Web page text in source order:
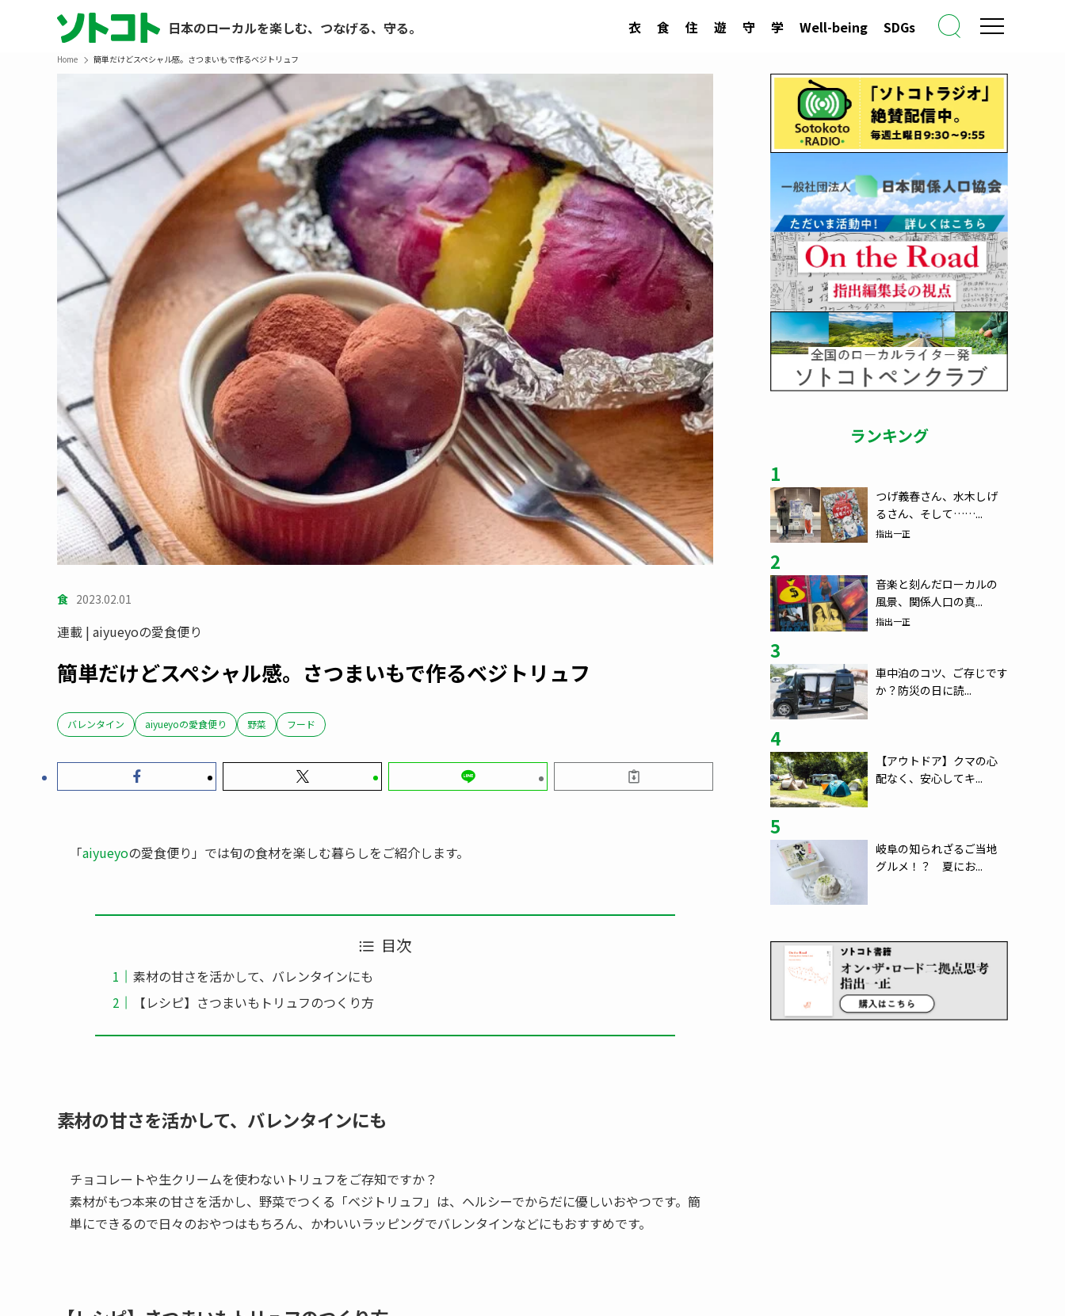
日本のローカルを楽しむ、つなげる、守る。 衣 食 住 遊 守 学 Well-being SDGs
Home 簡単だけどスペシャル感。さつまいもで作るベジトリュフ
食 2023.02.01
連載 | aiyueyoの愛食便り
簡単だけどスペシャル感。さつまいもで作るベジトリュフ
バレンタイン aiyueyoの愛食便り 野菜 フード
「aiyueyoの愛食便り」では旬の食材を楽しむ暮らしをご紹介します。
目次
素材の甘さを活かして、バレンタインにも
【レシピ】さつまいもトリュフのつくり方
素材の甘さを活かして、バレンタインにも
チョコレートや生クリームを使わないトリュフをご存知ですか？
素材がもつ本来の甘さを活かし、野菜でつくる「ベジトリュフ」は、ヘルシーでからだに優しいおやつです。簡
単にできるので日々のおやつはもちろん、かわいいラッピングでバレンタインなどにもおすすめです。
ランキング
1
つげ義春さん、水木しげ
るさん、そして……...
指出一正
2
音楽と刻んだローカルの
風景、関係人口の真...
指出一正
3
車中泊のコツ、ご存じです
か？防災の日に読...
4
【アウトドア】クマの心
配なく、安心してキ...
5
岐阜の知られざるご当地
グルメ！？ 夏にお...